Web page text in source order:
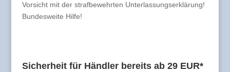
Vorsicht mit der strafbewehrten Unterlassungserklärung!
Bundesweite Hilfe!
Sicherheit für Händler bereits ab 29 EUR*